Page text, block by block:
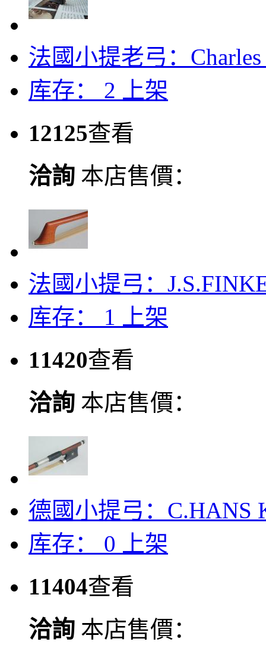
法國小提老弓：
库存： 2
上架
12125查看
洽詢 本店售價：
法國小提弓：
库存： 1
上架
11420查看
洽詢 本店售價：
德國小提弓：C.HANS
库存： 0
上架
11404查看
洽詢 本店售價：